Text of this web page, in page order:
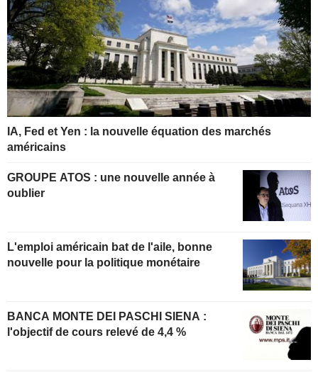
IA, Fed et Yen : la nouvelle équation des marchés
américains
GROUPE ATOS : une nouvelle année à
oublier
L'emploi américain bat de l'aile, bonne
nouvelle pour la politique monétaire
BANCA MONTE DEI PASCHI SIENA :
l'objectif de cours relevé de 4,4 %